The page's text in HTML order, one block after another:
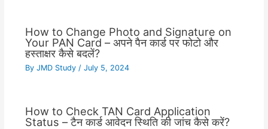
How to Change Photo and Signature on
Your PAN Card – अपने पैन कार्ड पर फोटो और
हस्ताक्षर कैसे बदलें?
By JMD Study / July 5, 2024
How to Check TAN Card Application
Status – टैन कार्ड आवेदन स्थिति की जांच कैसे करें?